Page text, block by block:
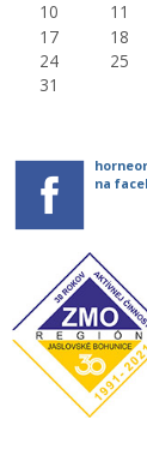
10 11
17
18
24
25
31
na